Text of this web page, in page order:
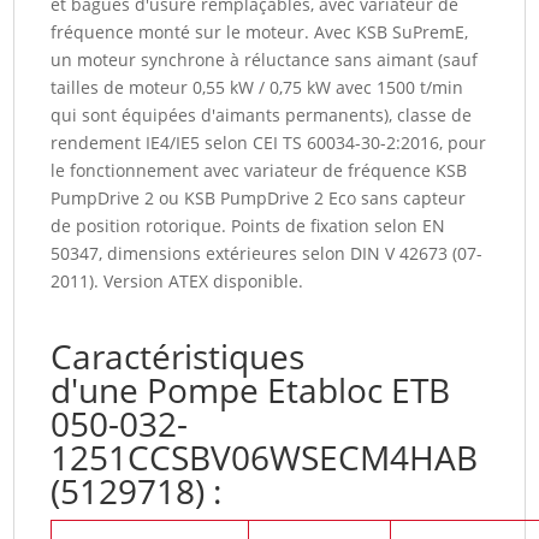
fréquence monté sur le moteur. Avec KSB SuPremE,
un moteur synchrone à réluctance sans aimant (sauf
tailles de moteur 0,55 kW / 0,75 kW avec 1500 t/min
qui sont équipées d'aimants permanents), classe de
rendement IE4/IE5 selon CEI TS 60034-30-2:2016, pour
le fonctionnement avec variateur de fréquence KSB
PumpDrive 2 ou KSB PumpDrive 2 Eco sans capteur
de position rotorique. Points de fixation selon EN
50347, dimensions extérieures selon DIN V 42673 (07-
2011). Version ATEX disponible.
Caractéristiques
d'une Pompe Etabloc ETB
050-032-
1251CCSBV06WSECM4HAB
(5129718) :